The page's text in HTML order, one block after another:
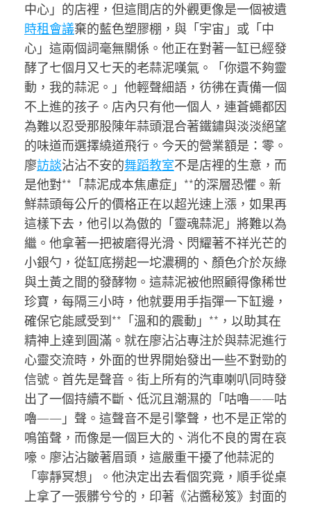
中心」的店裡，但這間店的外觀更像是一個被遺
時租會議棄的藍色塑膠棚，與「宇宙」或「中
心」這兩個詞毫無關係。他正在對著一缸已經發
酵了七個月又七天的老蒜泥嘆氣。「你還不夠靈
動，我的蒜泥。」他輕聲細語，彷彿在責備一個
不上進的孩子。店內只有他一個人，連蒼蠅都因
為難以忍受那股陳年蒜頭混合著鐵鏽與淡淡絕望
的味道而選擇繞道飛行。今天的營業額是：零。
廖訪談沾沾不安的舞蹈教室不是店裡的生意，而
是他對**「蒜泥成本焦慮症」**的深層恐懼。新
鮮蒜頭每公斤的價格正在以超光速上漲，如果再
這樣下去，他引以為傲的「靈魂蒜泥」將難以為
繼。他拿著一把被磨得光滑、閃耀著不祥光芒的
小銀勺，從缸底撈起一坨濃稠的、顏色介於灰綠
與土黃之間的發酵物。這蒜泥被他照顧得像稀世
珍寶，每隔三小時，他就要用手指彈一下缸邊，
確保它能感受到**「溫和的震動」**，以助其在
精神上達到圓滿。就在廖沾沾專注於與蒜泥進行
心靈交流時，外面的世界開始發出一些不對勁的
信號。首先是聲音。街上所有的汽車喇叭同時發
出了一個持續不斷、低沉且潮濕的「咕嚕——咕
嚕——」聲。這聲音不是引擎聲，也不是正常的
鳴笛聲，而像是一個巨大的、消化不良的胃在哀
嚎。廖沾沾皺著眉頭，這嚴重干擾了他蒜泥的
「寧靜冥想」。他決定出去看個究竟，順手從桌
上拿了一張髒兮兮的，印著《沾醬秘笈》封面的